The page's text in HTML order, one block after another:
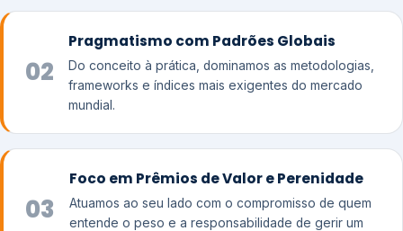
02
Pragmatismo com Padrões Globais
Do conceito à prática, dominamos as metodologias,
frameworks e índices mais exigentes do mercado
mundial.
03
Foco em Prêmios de Valor e Perenidade
Atuamos ao seu lado com o compromisso de quem
entende o peso e a responsabilidade de gerir um